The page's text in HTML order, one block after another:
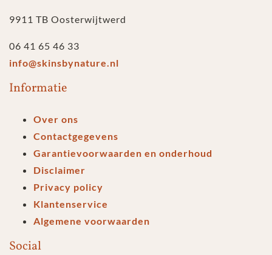
9911 TB Oosterwijtwerd
06 41 65 46 33
info@skinsbynature.nl
Informatie
Over ons
Contactgegevens
Garantievoorwaarden en onderhoud
Disclaimer
Privacy policy
Klantenservice
Algemene voorwaarden
Social